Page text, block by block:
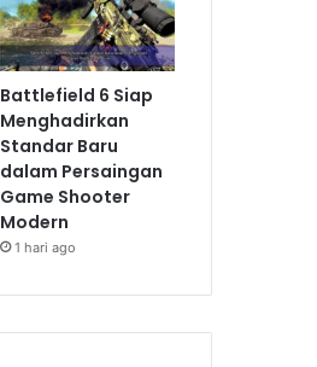
Battlefield 6 Siap
Menghadirkan
Standar Baru
dalam Persaingan
Game Shooter
Modern
1 hari ago